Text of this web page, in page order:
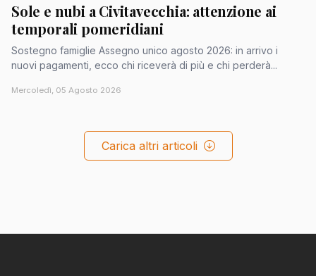
Sole e nubi a Civitavecchia: attenzione ai
temporali pomeridiani
Sostegno famiglie Assegno unico agosto 2026: in arrivo i
nuovi pagamenti, ecco chi riceverà di più e chi perderà...
Mercoledì, 05 Agosto 2026
Carica altri articoli